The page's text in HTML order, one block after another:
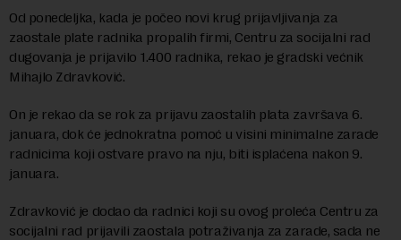
Od ponedeljka, kada je počeo novi krug prijavljivanja za
zaostale plate radnika propalih firmi, Centru za socijalni rad
dugovanja je prijavilo 1.400 radnika, rekao je gradski većnik
Mihajlo Zdravković.
On je rekao da se rok za prijavu zaostalih plata završava 6.
januara, dok će jednokratna pomoć u visini minimalne zarade
radnicima koji ostvare pravo na nju, biti isplaćena nakon 9.
januara.
Zdravković je dodao da radnici koji su ovog proleća Centru za
socijalni rad prijavili zaostala potraživanja za zarade, sada ne